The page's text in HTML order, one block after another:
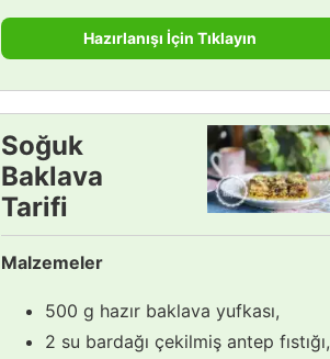
Hazırlanışı İçin Tıklayın
Soğuk
Baklava
Tarifi
Malzemeler
500 g hazır baklava yufkası,
2 su bardağı çekilmiş antep fıstığı,